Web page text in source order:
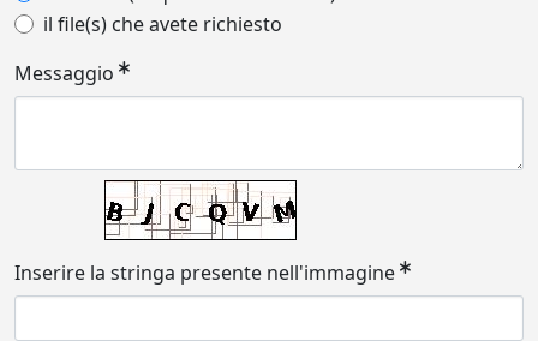
il file(s) che avete richiesto
Messaggio
Inserire la stringa presente nell'immagine